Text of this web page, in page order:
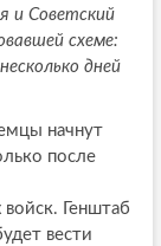
и Советский
схеме:
дней
начнут
после
войск. Генштаб
вести